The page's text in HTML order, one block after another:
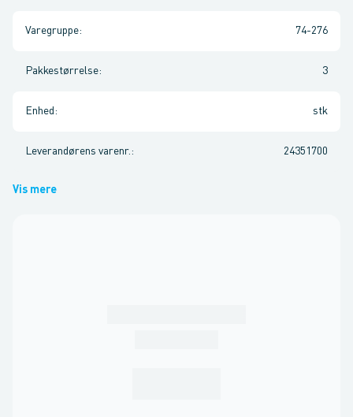
Varegruppe: 74-276
Pakkestørrelse: 3
Enhed : stk
Leverandørens varenr. : 24351700
Vis mere